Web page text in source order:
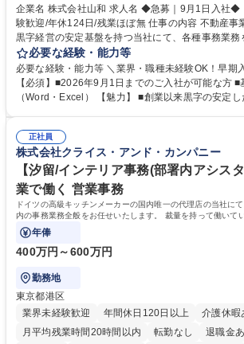
企業名 株式会社山和 求人名 ◆急募｜9月1日入社◆【渋谷/一般事務】未経
験歓迎/年休124日/残業ほぼ無 仕事の内容 不動産事業を展開し、創業以来
黒字経営の安定基盤を持つ当社にて、各種事務業務
がほぼ発生せず、連続した日程の有給取得が可能な
方にお勧めの環境です！ 入社後はOJTを通じて丁寧に研修を行いますの
で、事務未経験の方でも安心して臨むことができま
話・来客対応 ■物件の鍵や社内の備品管理 ■データ
必要な経験・能力等
必要な経験・能力等 ＼業界・職種未経験OK！早期
【必須】■2026年9月1日までのご入社が可能な方
（Word・Excel） 【魅力】 ■創業以来黒字の安定した経営基盤で長期的に
両立が可能 ■有給取得を積極的に推奨、年間10日
のOJTで業務を習得可能、未経験でもしっかりサポート 学歴・資
歴：大学院 大学 高専 短大 語学力： 資格：
正社員
株式会社クライス・アンド・カンパニー
【汐留/インテリア事務(部署内アシス
業で働く 営業事務
ドイツの高級キッチンメーカーの国内唯一の代理店の当社に
内の事務業務全般をお任せいたします。 裁量を持って働いて
ップも可能です。
年俸
400万円～600万円
勤務地
東京都港区
業界未経験歓迎
年間休日120日以上
介護休暇
月平均残業時間20時間以内
転勤なし 退職金